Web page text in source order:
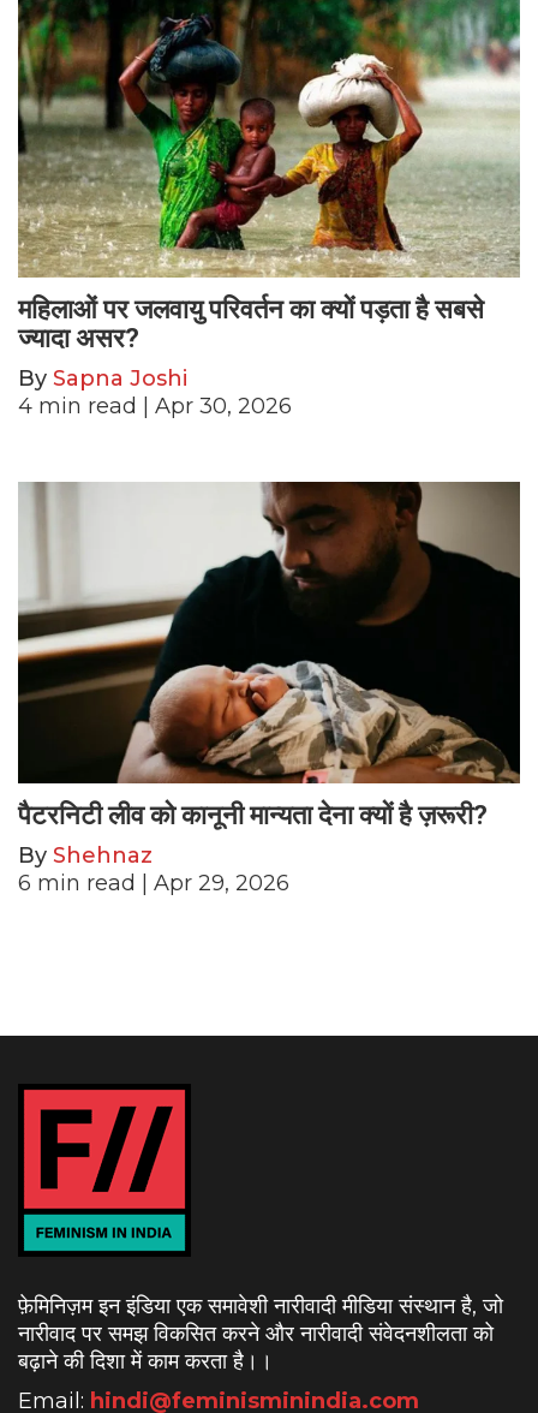
महिलाओं पर जलवायु परिवर्तन का क्यों पड़ता है सबसे
ज्यादा असर?
By Sapna Joshi
4 min read | Apr 30, 2026
पैटरनिटी लीव को कानूनी मान्यता देना क्यों है ज़रूरी?
By Shehnaz
6 min read | Apr 29, 2026
फ़ेमिनिज़म इन इंडिया एक समावेशी नारीवादी मीडिया संस्थान है, जो
नारीवाद पर समझ विकसित करने और नारीवादी संवेदनशीलता को
बढ़ाने की दिशा में काम करता है। ।
Email: hindi@feminisminindia.com